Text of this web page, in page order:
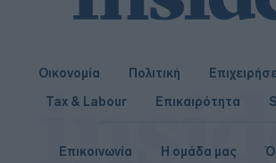
Οικονομία Πολιτική
Tax & Labour
Επικαιρότητα
Επικοινωνία Η ομάδα μας